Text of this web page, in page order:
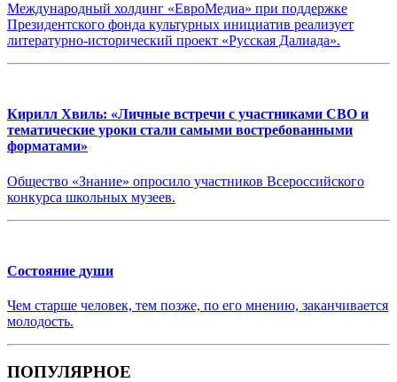
Международный холдинг «ЕвроМедиа» при поддержке
Президентского фонда культурных инициатив реализует
литературно-исторический проект «Русская Далиада».
Кирилл Хвиль: «Личные встречи с участниками СВО и
тематические уроки стали самыми востребованными
форматами»
Общество «Знание» опросило участников Всероссийского
конкурса школьных музеев.
Состояние души
Чем старше человек, тем позже, по его мнению, заканчивается
молодость.
ПОПУЛЯРНОЕ